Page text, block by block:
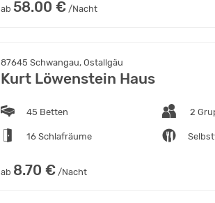
ab 58.00 € /Nacht
87645 Schwangau, Ostallgäu
Kurt Löwenstein Haus
45 Betten 2
16 Schlafräume
ab 8.70 € /Nacht